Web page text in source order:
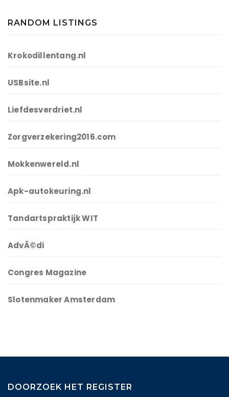
RANDOM LISTINGS
Krokodillentang.nl
USBsite.nl
Liefdesverdriet.nl
Zorgverzekering2016.com
Mokkenwereld.nl
Apk-autokeuring.nl
Tandartspraktijk WIT
AdvÃ©di
Congres Magazine
Slotenmaker Amsterdam
DOORZOEK HET REGISTER